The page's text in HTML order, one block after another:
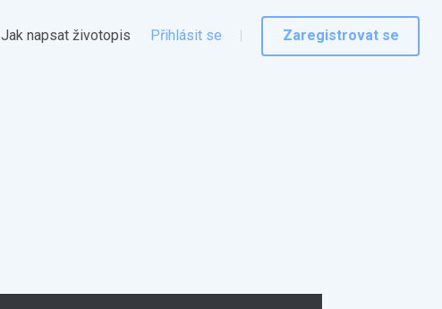
Jak napsat životopis Přihlásit se Zaregistrovat se